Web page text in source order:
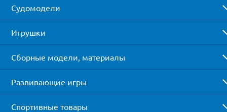
Судомодели
Игрушки
Сборные модели, материалы
Развивающие игры
Спортивные товары